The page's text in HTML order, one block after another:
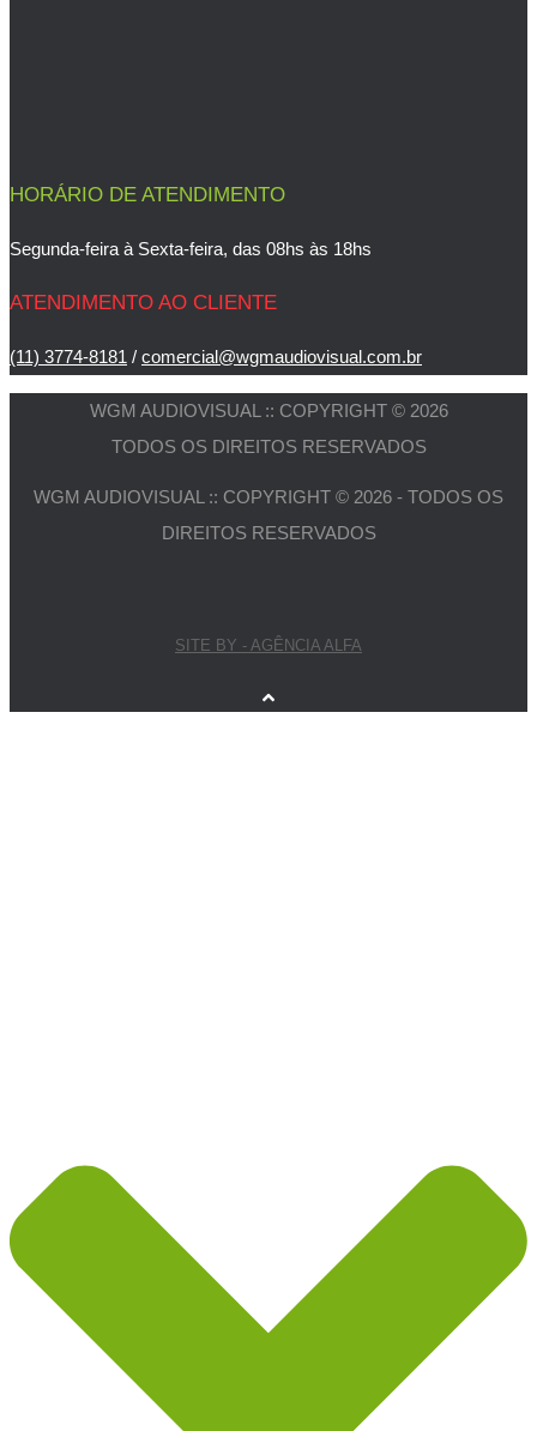
HORÁRIO DE ATENDIMENTO
Segunda-feira à Sexta-feira, das 08hs às 18hs
ATENDIMENTO AO CLIENTE
(11) 3774-8181 / comercial@wgmaudiovisual.com.br
WGM AUDIOVISUAL :: COPYRIGHT © 2026
TODOS OS DIREITOS RESERVADOS
WGM AUDIOVISUAL :: COPYRIGHT © 2026 - TODOS OS
DIREITOS RESERVADOS
SITE BY - AGÊNCIA ALFA